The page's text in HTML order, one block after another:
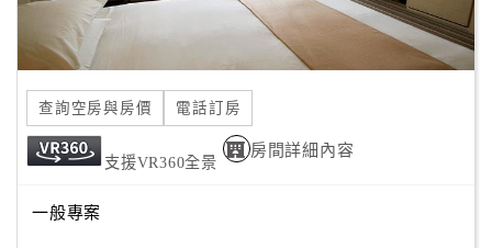
品
宣
傳
查詢空房與房價 電話訂房
支援VR360全景
房間詳細內容
一般專案